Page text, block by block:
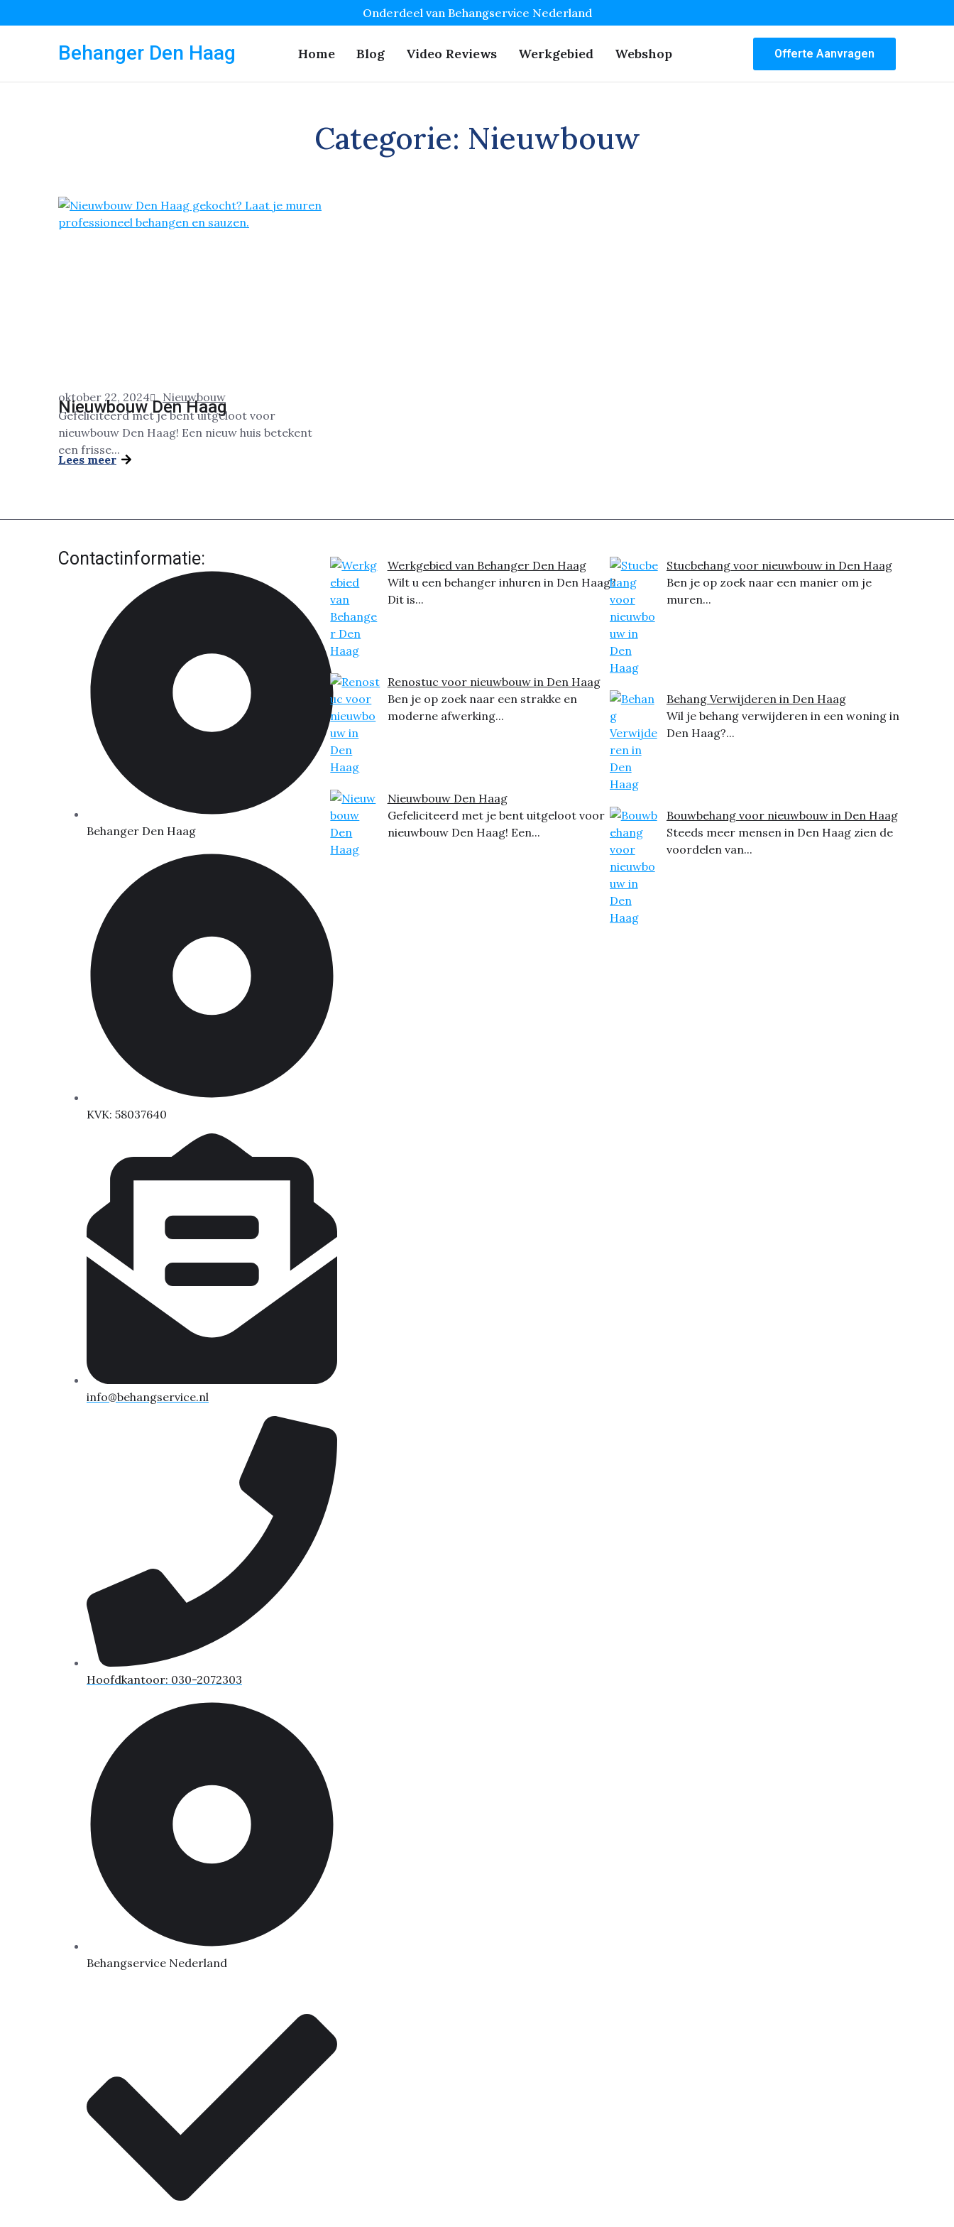
Onderdeel van Behangservice Nederland
Behanger Den Haag Home Blog Video Reviews Werkgebied Webshop Offerte Aanvragen
Categorie: Nieuwbouw
oktober 22, 2024 Nieuwbouw
Nieuwbouw Den Haag
Gefeliciteerd met je bent uitgeloot voor
nieuwbouw Den Haag! Een nieuw huis betekent
een frisse...
Lees meer
Contactinformatie:
Behanger Den Haag
KVK: 58037640
info@behangservice.nl
Hoofdkantoor: 030-2072303
Behangservice Nederland
Werkgebied van Behanger Den Haag
Wilt u een behanger inhuren in Den Haag?
Dit is...
Renostuc voor nieuwbouw in Den Haag
Ben je op zoek naar een strakke en
moderne afwerking...
Nieuwbouw Den Haag
Gefeliciteerd met je bent uitgeloot voor
nieuwbouw Den Haag! Een...
Stucbehang voor nieuwbouw in Den Haag
Ben je op zoek naar een manier om je
muren...
Behang Verwijderen in Den Haag
Wil je behang verwijderen in een woning in
Den Haag?...
Bouwbehang voor nieuwbouw in Den Haag
Steeds meer mensen in Den Haag zien de
voordelen van...